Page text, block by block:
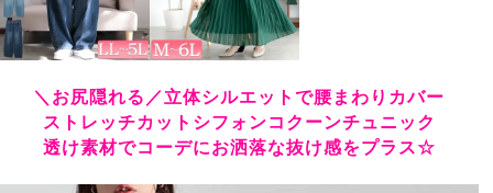
＼お尻隠れる／立体シルエットで腰まわりカバー
ストレッチカットシフォンコクーンチュニック
透け素材でコーデにお洒落な抜け感をプラス☆